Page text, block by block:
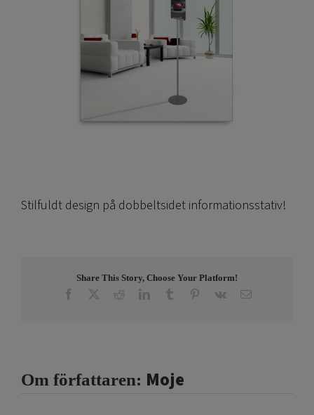
Stilfuldt design på dobbeltsidet informationsstativ!
Share This Story, Choose Your Platform!
Facebook RedditLinkedInTumblr Pinterest
Vk E-
Om författaren: Moje